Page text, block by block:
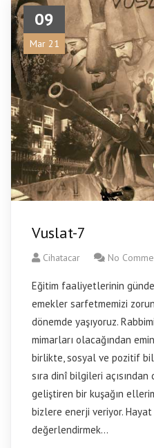
09
Mar 21
Vuslat-7
Cihatacar No
Eğitim faaliyetlerinin
emekler sarfetmemizi
dönemde yaşıyoruz.
mimarları olacağından
birlikte, sosyal ve pozitif
sıra dinî bilgileri
geliştiren bir kuşağın
bizlere enerji veriyor.
değerlendirmek…